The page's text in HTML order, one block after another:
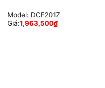
Model: DCF201Z
Giá:1,963,500₫